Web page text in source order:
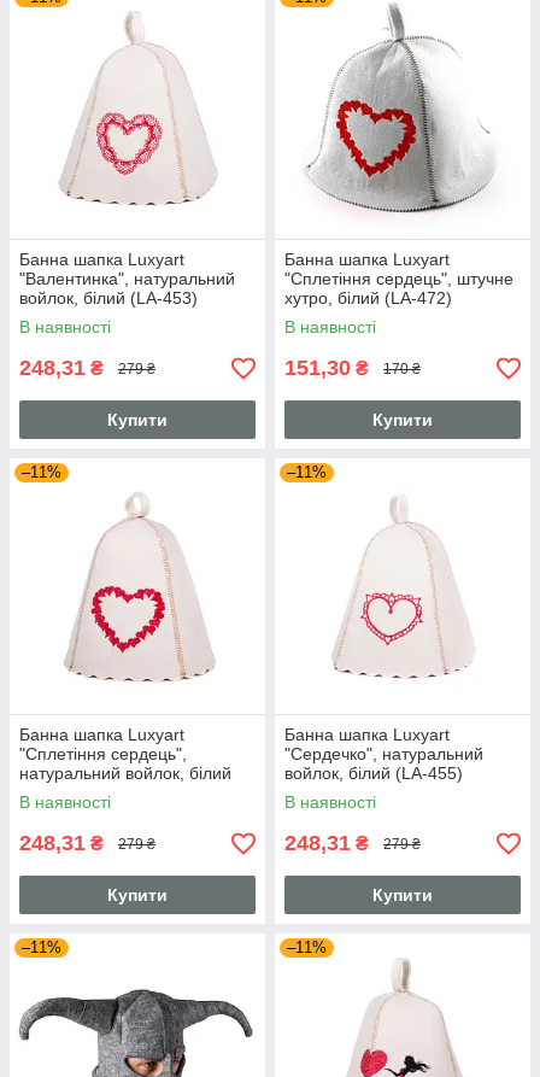
Банна шапка Luxyart
"Валентинка", натуральний
войлок, білий (LA-453)
В наявності
248,31 ₴ 279 ₴
Купити
Банна шапка Luxyart
"Сплетіння сердець", штучне
хутро, білий (LA-472)
В наявності
151,30 ₴ 170 ₴
Купити
–11%
Банна шапка Luxyart
"Сплетіння сердець",
натуральний войлок, білий
(LA-457)
В наявності
248,31 ₴ 279 ₴
Купити
–11%
Банна шапка Luxyart
"Сердечко", натуральний
войлок, білий (LA-455)
В наявності
248,31 ₴ 279 ₴
Купити
–11% –11%